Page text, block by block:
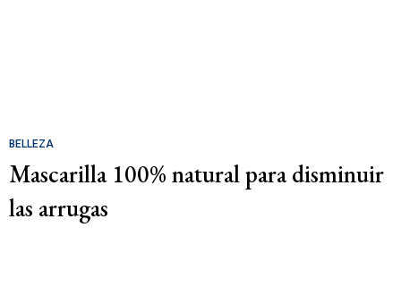
BELLEZA
Mascarilla 100% natural para disminuir
las arrugas